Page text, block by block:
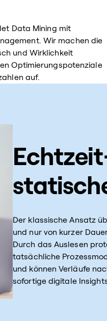
Data Mining mit
Wir machen die
und Wirklichkeit
Optimierungspotenziale
auf.
Der klassische Ansatz
und nur von kurzer
Durch das Auslesen
tatsächliche
und können Verläufe
sofortige digitale